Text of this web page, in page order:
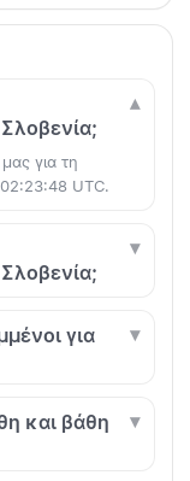
για τη
UTC.
για
και βάθη